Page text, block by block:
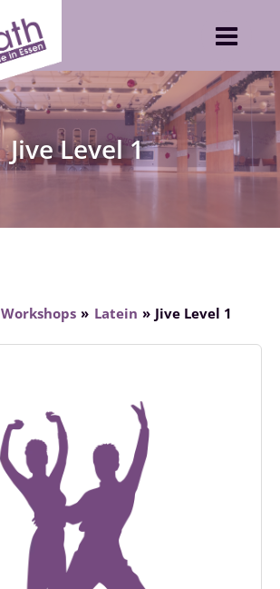
Jive Level 1
Workshops Latein Jive Level 1